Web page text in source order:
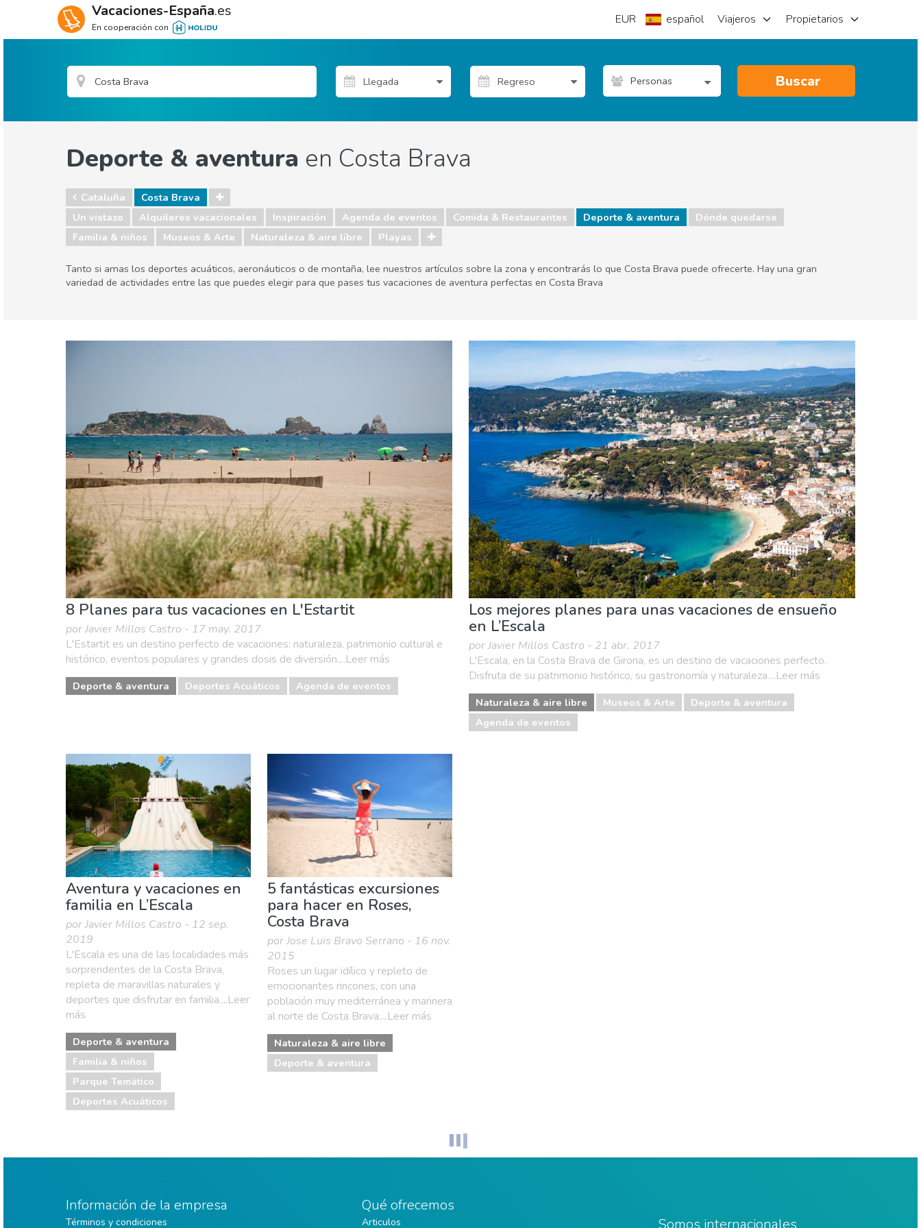
Vacaciones-España.es
En cooperación con
EUR español Viajeros Propietarios
Personas Buscar
Deporte & aventura en Costa Brava
Cataluña
Costa Brava
Un vistazo
Alquileres vacacionales Inspiración Agenda de eventos Comida & Restaurantes Deporte & aventura
Dónde quedarse
Familia & niños
Museos & Arte Naturaleza & aire libre Playas
Tanto si amas los deportes acuáticos, aeronáuticos o de montaña, lee nuestros artículos sobre la zona y encontrarás lo que Costa Brava puede ofrecerte. Hay una gran
variedad de actividades entre las que puedes elegir para que pases tus vacaciones de aventura perfectas en Costa Brava
Dónde quedarse Familia & niños Museos & Arte
Naturaleza & aire libre
8 Planes para tus vacaciones en L'Estartit
por Javier Millos Castro - 17 may. 2017
L'Estartit es un destino perfecto de vacaciones: naturaleza, patrimonio cultural e
histórico, eventos populares y grandes dosis de diversión....Leer más
Deporte & aventura Deportes Acuáticos Agenda de eventos
Los mejores planes para unas vacaciones de ensueño
en L’Escala
por Javier Millos Castro - 21 abr. 2017
L'Escala, en la Costa Brava de Girona, es un destino de vacaciones perfecto.
Disfruta de su patrimonio histórico, su gastronomía y naturaleza....Leer más
Naturaleza & aire libre Museos & Arte
Deporte & aventura
Agenda de eventos
Aventura y vacaciones en
familia en L’Escala
por Javier Millos Castro - 12 sep.
2019
L'Escala es una de las localidades más
sorprendentes de la Costa Brava,
repleta de maravillas naturales y
deportes que disfrutar en familia....Leer
más
Deporte & aventura
Familia & niños
Parque Temático
Deportes Acuáticos
5 fantásticas excursiones
para hacer en Roses,
Costa Brava
por Jose Luis Bravo Serrano - 16 nov.
2015
Roses un lugar idílico y repleto de
emocionantes rincones, con una
población muy mediterránea y marinera
al norte de Costa Brava....Leer más
Naturaleza & aire libre
Deporte & aventura
Información de la empresa
Términos y condiciones
Qué ofrecemos
Articulos Somos internacionales